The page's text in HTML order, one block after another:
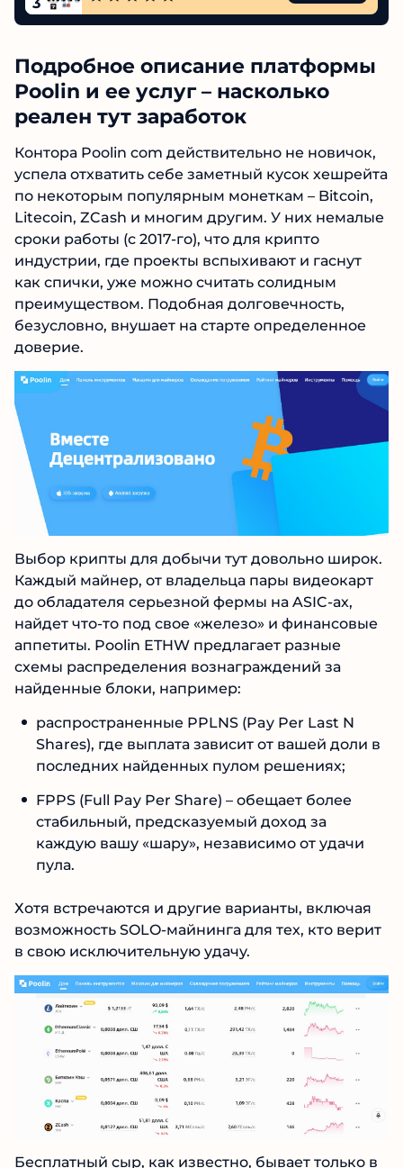
Velrix
Подробное описание
платформы Poolin и ее услуг –
насколько реален тут заработок
Контора Poolin com действительно не
новичок, успела отхватить себе заметный
кусок хешрейта по некоторым популярным
монеткам – Bitcoin, Litecoin, ZCash и многим
другим. У них немалые сроки работы (с 2017-
го), что для крипто индустрии, где проекты
вспыхивают и гаснут как спички, уже можно
считать солидным преимуществом. Подобная
долговечность, безусловно, внушает на старте
определенное доверие.
Выбор крипты для добычи тут довольно
широк. Каждый майнер, от владельца пары
видеокарт до обладателя серьезной фермы на
ASIC-ах, найдет что-то под свое «железо» и
финансовые аппетиты. Poolin ETHW
вознаграждений за найденные блоки,
например:
Shares), где выплата зависит от вашей доли
в последних найденных пулом решениях;
FPPS (Full Pay Per Share) – обещает более
каждую вашу «шару», независимо от удачи
пула.
Хотя встречаются и другие варианты, включая
возможность SOLO-майнинга для тех, кто
верит в свою исключительную удачу.